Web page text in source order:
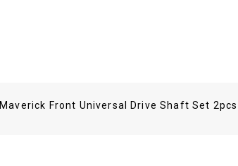
Maverick Front Universal Drive Shaft Set 2pcs